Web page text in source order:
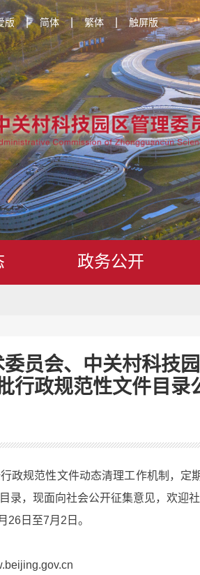
版 | 简体 | 繁体 触屏版
政务公开
员会、中关村科技
行政规范性文件目录
规范性文件动态清理工作机制，定
录，现面向社会公开征集意见，欢迎
日至7月2日。